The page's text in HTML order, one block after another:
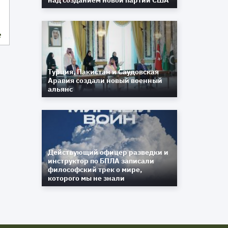
Турция, Пакистан и Саудовская
Аравия создали новый военный
альянс
Действующий офицер разведки и
инструктор по БПЛА записали
философский трек о мире,
которого мы не знали